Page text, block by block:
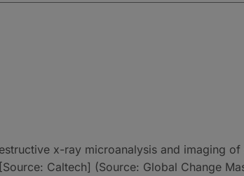
x-ray microanalysis and imaging
Caltech] (Source: Global Change